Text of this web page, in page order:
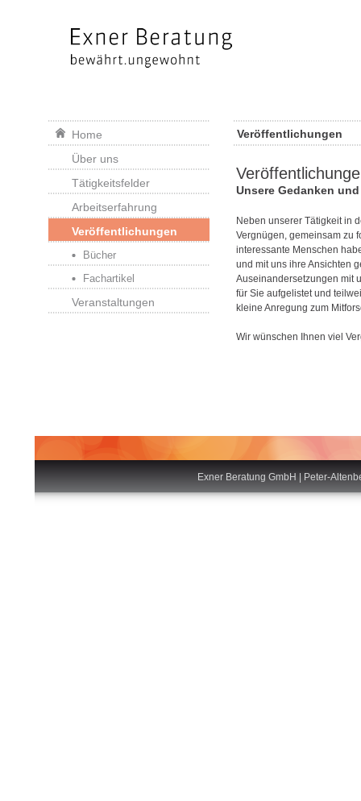
Home
Über uns
Tätigkeitsfelder
Arbeitserfahrung
Veröffentlichungen
Bücher
Fachartikel
Veranstaltungen
Veröffentlichungen
Unsere Gedanken
Neben unserer Tätigkeit in
Vergnügen, gemeinsam zu
interessante Menschen
und mit uns ihre Ansichten
Auseinandersetzungen mit
für Sie aufgelistet und
kleine Anregung zum
Wir wünschen Ihnen viel
Exner Beratung GmbH | Peter-